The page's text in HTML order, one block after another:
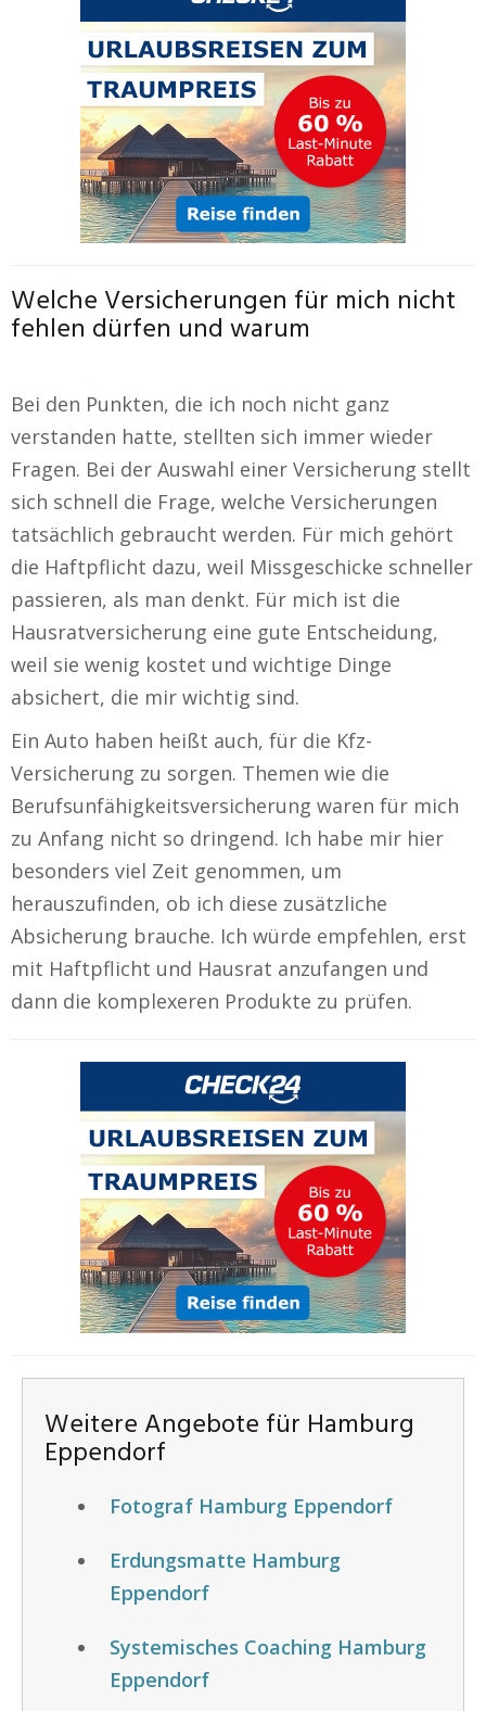
Welche Versicherungen für mich nicht
fehlen dürfen und warum
Bei den Punkten, die ich noch nicht ganz
verstanden hatte, stellten sich immer wieder
Fragen. Bei der Auswahl einer Versicherung stellt
sich schnell die Frage, welche Versicherungen
tatsächlich gebraucht werden. Für mich gehört
die Haftpflicht dazu, weil Missgeschicke schneller
passieren, als man denkt. Für mich ist die
Hausratversicherung eine gute Entscheidung,
weil sie wenig kostet und wichtige Dinge
absichert, die mir wichtig sind.
Ein Auto haben heißt auch, für die Kfz-
Versicherung zu sorgen. Themen wie die
Berufsunfähigkeitsversicherung waren für mich
zu Anfang nicht so dringend. Ich habe mir hier
besonders viel Zeit genommen, um
herauszufinden, ob ich diese zusätzliche
Absicherung brauche. Ich würde empfehlen, erst
mit Haftpflicht und Hausrat anzufangen und
dann die komplexeren Produkte zu prüfen.
Weitere Angebote für Hamburg
Eppendorf
Fotograf Hamburg Eppendorf
Erdungsmatte Hamburg
Eppendorf
Systemisches Coaching Hamburg
Eppendorf